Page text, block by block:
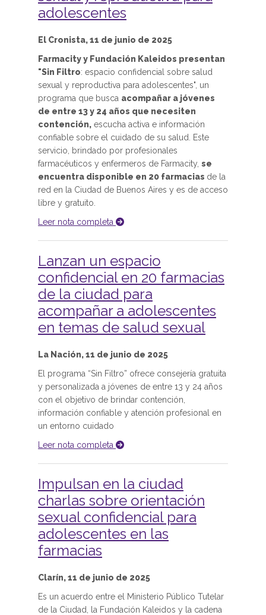
adolescentes
El Cronista, 11 de junio de 2025
Farmacity y Fundación Kaleidos presentan
"Sin Filtro: espacio confidencial sobre salud
sexual y reproductiva para adolescentes", un
programa que busca acompañar a jóvenes
de entre 13 y 24 años que necesiten
contención, escucha activa e información
confiable sobre el cuidado de su salud. Este
servicio, brindado por profesionales
farmacéuticos y enfermeros de Farmacity, se
encuentra disponible en 20 farmacias de la
red en la Ciudad de Buenos Aires y es de acceso
libre y gratuito.
Leer nota completa
Lanzan un espacio
confidencial en 20 farmacias
de la ciudad para
acompañar a adolescentes
en temas de salud sexual
La Nación, 11 de junio de 2025
El programa “Sin Filtro” ofrece consejería gratuita
y personalizada a jóvenes de entre 13 y 24 años
con el objetivo de brindar contención,
información confiable y atención profesional en
un entorno cuidado
Leer nota completa
Impulsan en la ciudad
charlas sobre orientación
sexual confidencial para
adolescentes en las
farmacias
Clarín, 11 de junio de 2025
Es un acuerdo entre el Ministerio Público Tutelar
de la Ciudad, la Fundación Kaleidos y la cadena